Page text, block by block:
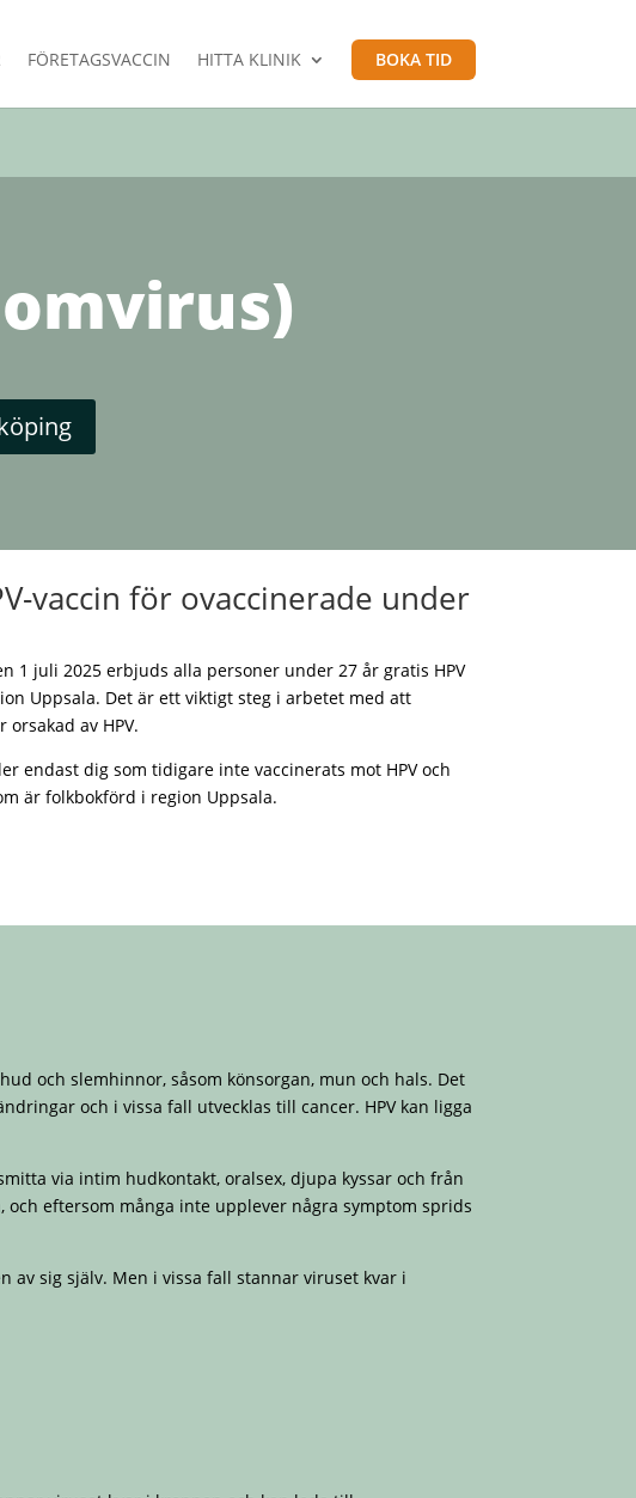
FÖRETAGSVACCIN HITTA KLINIK BOKA TID
vaccin för ovaccinerade under
1 juli 2025 erbjuds alla personer under 27 år gratis HPV
Uppsala. Det är ett viktigt steg i arbetet med att
orsakad av HPV.
endast dig som tidigare inte vaccinerats mot HPV och
är folkbokförd i region Uppsala.
och slemhinnor, såsom könsorgan, mun och hals. Det
och i vissa fall utvecklas till cancer. HPV kan ligga
via intim hudkontakt, oralsex, djupa kyssar och från
eftersom många inte upplever några symptom sprids
av sig själv. Men i vissa fall stannar viruset kvar i